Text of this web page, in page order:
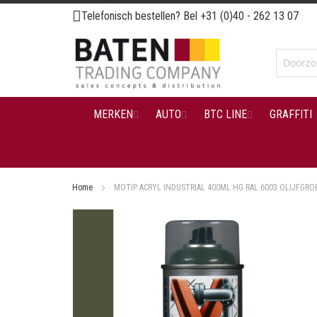
Ga
naar
de
inhoud
Telefonisch bestellen? Bel +31 (0)40 - 262 13 07
MERKEN AUTO BTC LINE GRAFFITI
Home MOTIP ACRYL INDUSTRIAL 400ML HG RAL 6003